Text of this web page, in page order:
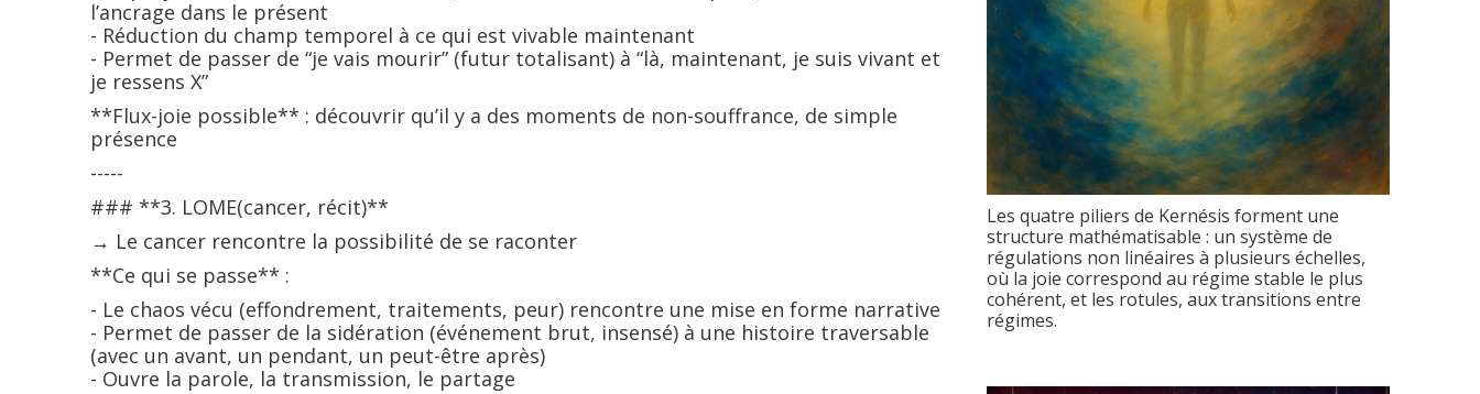
l’ancrage dans le présent
- Réduction du champ temporel à ce qui est vivable maintenant
- Permet de passer de “je vais mourir” (futur totalisant) à “là, maintenant, je suis vivant et
je ressens X”
**Flux-joie possible** : découvrir qu’il y a des moments de non-souffrance, de simple
présence
-----
### **3. LOME(cancer, récit)**
→ Le cancer rencontre la possibilité de se raconter
**Ce qui se passe** :
- Le chaos vécu (effondrement, traitements, peur) rencontre une mise en forme narrative
- Permet de passer de la sidération (événement brut, insensé) à une histoire traversable
(avec un avant, un pendant, un peut-être après)
- Ouvre la parole, la transmission, le partage
Les quatre piliers de Kernésis forment une
structure mathématisable : un système de
régulations non linéaires à plusieurs échelles,
où la joie correspond au régime stable le plus
cohérent, et les rotules, aux transitions entre
régimes.